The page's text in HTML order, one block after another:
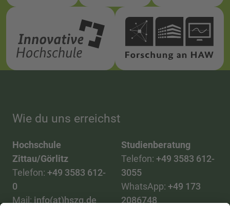
Wie du uns erreichst
Hochschule
Zittau/Görlitz
Telefon: +49 3583 612-
0
Mail: info(at)hszg.de
Studienberatung
Telefon: +49 3583 612-
3055
WhatsApp: +49 173
2086748